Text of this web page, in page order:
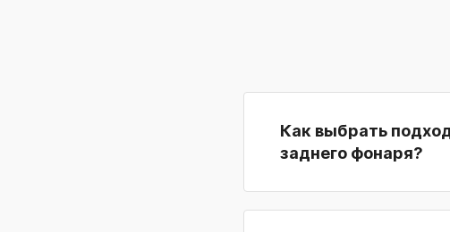
Как выбрать
заднего фонаря?